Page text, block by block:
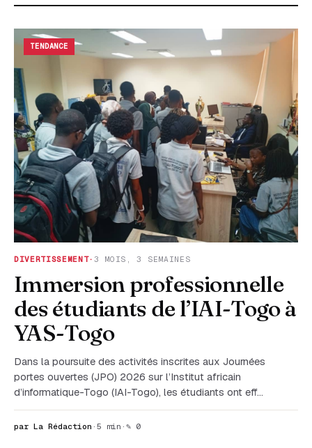
TENDANCE
DIVERTISSEMENT·3 MOIS, 3 SEMAINES
Immersion professionnelle
des étudiants de l’IAI-Togo à
YAS-Togo
Dans la poursuite des activités inscrites aux Journées
portes ouvertes (JPO) 2026 sur l’Institut africain
d’informatique-Togo (IAI-Togo), les étudiants ont eff…
par La Rédaction · 5 min · ✎ 0